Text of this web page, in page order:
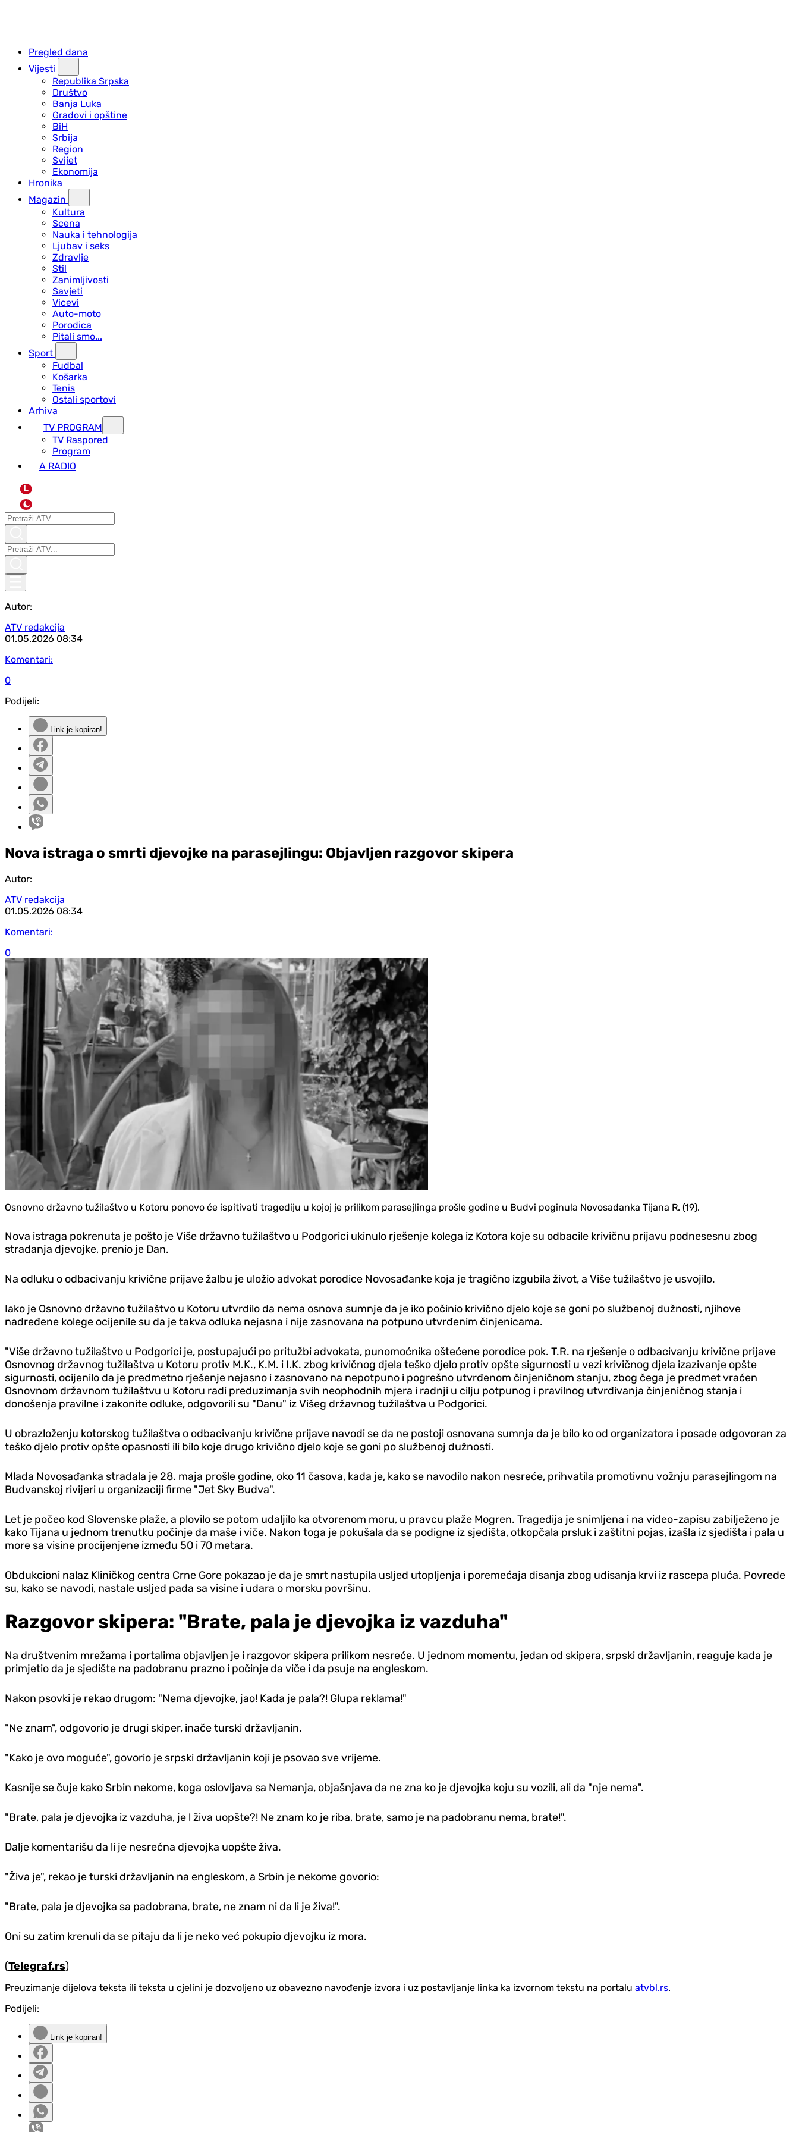
Pregled dana
Vijesti
Republika Srpska
Društvo
Banja Luka
Gradovi i opštine
BiH
Srbija
Region
Svijet
Ekonomija
Hronika
Magazin
Kultura
Scena
Nauka i tehnologija
Ljubav i seks
Zdravlje
Stil
Zanimljivosti
Savjeti
Vicevi
Auto-moto
Porodica
Pitali smo...
Sport
Fudbal
Košarka
Tenis
Ostali sportovi
Arhiva
TV PROGRAM
ТV Raspored
Program
A RADIO
L
Autor:
ATV redakcija
01.05.2026 08:34
Komentari:
0
Podijeli:
Link je kopiran!
Nova istraga o smrti djevojke na parasejlingu: Objavljen razgovor skipera
Autor:
ATV redakcija
01.05.2026 08:34
Komentari:
0
Osnovno državno tužilaštvo u Kotoru ponovo će ispitivati tragediju u kojoj je prilikom parasejlinga prošle godine u Budvi poginula Novosađanka Tijana R. (19).
Nova istraga pokrenuta je pošto je Više državno tužilaštvo u Podgorici ukinulo rješenje kolega iz Kotora koje su odbacile krivičnu prijavu podnesesnu zbog
stradanja djevojke, prenio je Dan.
Na odluku o odbacivanju krivične prijave žalbu je uložio advokat porodice Novosađanke koja je tragično izgubila život, a Više tužilaštvo je usvojilo.
Iako je Osnovno državno tužilaštvo u Kotoru utvrdilo da nema osnova sumnje da je iko počinio krivično djelo koje se goni po službenoj dužnosti, njihove
nadređene kolege ocijenile su da je takva odluka nejasna i nije zasnovana na potpuno utvrđenim činjenicama.
"Više državno tužilaštvo u Podgorici je, postupajući po pritužbi advokata, punomoćnika oštećene porodice pok. T.R. na rješenje o odbacivanju krivične prijave
Osnovnog državnog tužilaštva u Kotoru protiv M.K., K.M. i I.K. zbog krivičnog djela teško djelo protiv opšte sigurnosti u vezi krivičnog djela izazivanje opšte
sigurnosti, ocijenilo da je predmetno rješenje nejasno i zasnovano na nepotpuno i pogrešno utvrđenom činjeničnom stanju, zbog čega je predmet vraćen
Osnovnom državnom tužilaštvu u Kotoru radi preduzimanja svih neophodnih mjera i radnji u cilju potpunog i pravilnog utvrđivanja činjeničnog stanja i
donošenja pravilne i zakonite odluke, odgovorili su "Danu" iz Višeg državnog tužilaštva u Podgorici.
U obrazloženju kotorskog tužilaštva o odbacivanju krivične prijave navodi se da ne postoji osnovana sumnja da je bilo ko od organizatora i posade odgovoran za
teško djelo protiv opšte opasnosti ili bilo koje drugo krivično djelo koje se goni po službenoj dužnosti.
Mlada Novosađanka stradala je 28. maja prošle godine, oko 11 časova, kada je, kako se navodilo nakon nesreće, prihvatila promotivnu vožnju parasejlingom na
Budvanskoj rivijeri u organizaciji firme "Jet Sky Budva".
Let je počeo kod Slovenske plaže, a plovilo se potom udaljilo ka otvorenom moru, u pravcu plaže Mogren. Tragedija je snimljena i na video-zapisu zabilježeno je
kako Tijana u jednom trenutku počinje da maše i viče. Nakon toga je pokušala da se podigne iz sjedišta, otkopčala prsluk i zaštitni pojas, izašla iz sjedišta i pala u
more sa visine procijenjene između 50 i 70 metara.
Obdukcioni nalaz Kliničkog centra Crne Gore pokazao je da je smrt nastupila usljed utopljenja i poremećaja disanja zbog udisanja krvi iz rascepa pluća. Povrede
su, kako se navodi, nastale usljed pada sa visine i udara o morsku površinu.
Razgovor skipera: "Brate, pala je djevojka iz vazduha"
Na društvenim mrežama i portalima objavljen je i razgovor skipera prilikom nesreće. U jednom momentu, jedan od skipera, srpski državljanin, reaguje kada je
primjetio da je sjedište na padobranu prazno i počinje da viče i da psuje na engleskom.
Nakon psovki je rekao drugom: "Nema djevojke, jao! Kada je pala?! Glupa reklama!"
"Ne znam", odgovorio je drugi skiper, inače turski državljanin.
"Kako je ovo moguće", govorio je srpski državljanin koji je psovao sve vrijeme.
Kasnije se čuje kako Srbin nekome, koga oslovljava sa Nemanja, objašnjava da ne zna ko je djevojka koju su vozili, ali da "nje nema".
"Brate, pala je djevojka iz vazduha, je l živa uopšte?! Ne znam ko je riba, brate, samo je na padobranu nema, brate!".
Dalje komentarišu da li je nesrećna djevojka uopšte živa.
"Živa je", rekao je turski državljanin na engleskom, a Srbin je nekome govorio:
"Brate, pala je djevojka sa padobrana, brate, ne znam ni da li je živa!".
Oni su zatim krenuli da se pitaju da li je neko već pokupio djevojku iz mora.
(Telegraf.rs)
Preuzimanje dijelova teksta ili teksta u cjelini je dozvoljeno uz obavezno navođenje izvora i uz postavljanje linka ka izvornom tekstu na portalu atvbl.rs.
Podijeli:
Link je kopiran!